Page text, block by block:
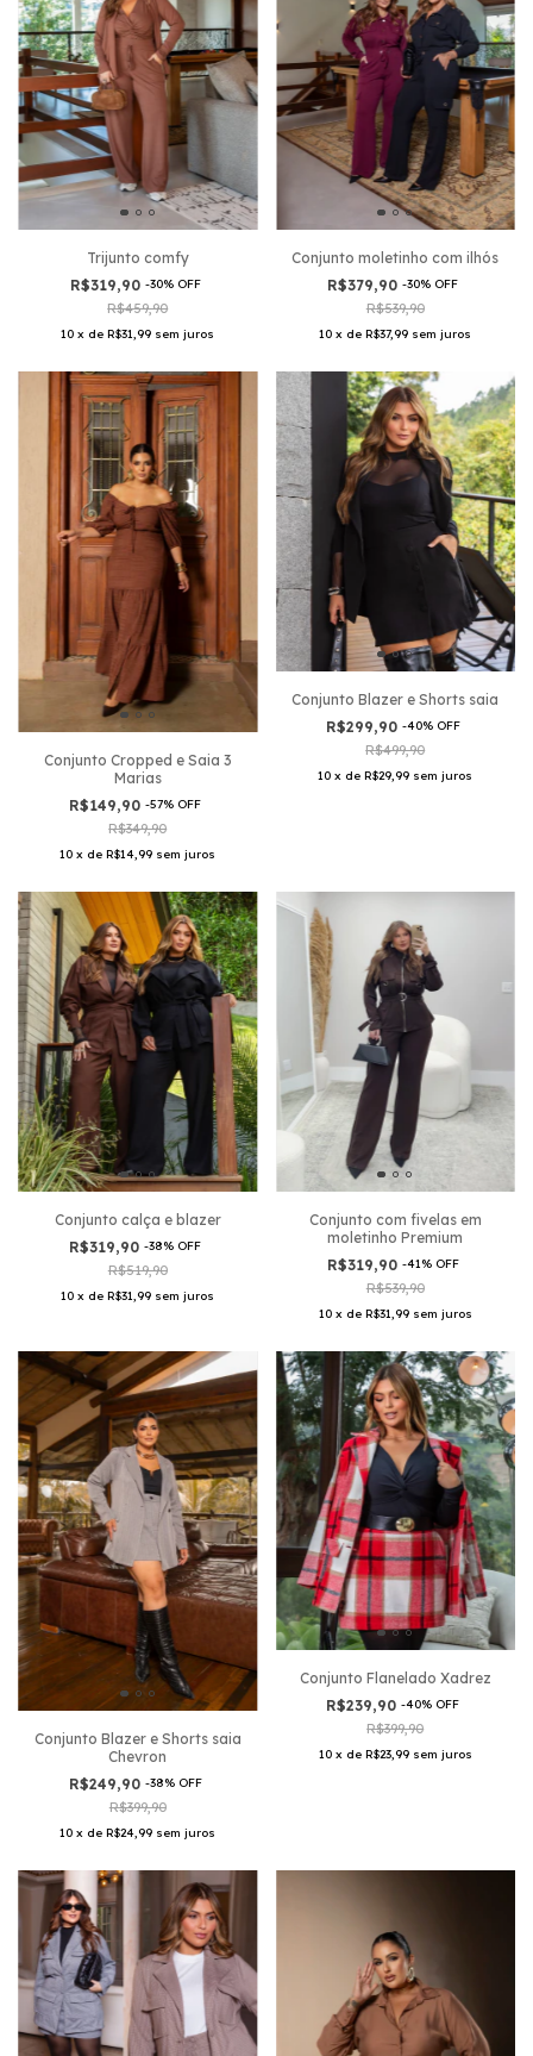
Trijunto comfy
R$319,90 -30% OFF
R$459,90
10 x deR$31,99 sem juros
Conjunto moletinho com ilhós
R$379,90-30% OFF
R$539,90
10 x deR$37,99 sem juros
Conjunto Cropped e Saia 3
Marias
R$149,90-57% OFF
R$349,90
10 x deR$14,99 sem juros
Conjunto Blazer e Shorts saia
R$299,90 -40% OFF
R$499,90
10 x deR$29,99 sem juros
Conjunto calça e blazer
R$319,90-38% OFF
R$519,90
10 x deR$31,99 sem juros
Conjunto com fivelas em
moletinho Premium
R$319,90 -41% OFF
R$539,90
10 x de R$31,99 sem juros
Conjunto Blazer e Shorts saia
Chevron
R$249,90 -38% OFF
R$399,90
10 x deR$24,99 sem juros
Conjunto Flanelado Xadrez
R$239,90-40% OFF
R$399,90
10 x de R$23,99 sem juros